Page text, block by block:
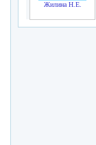
Жилина Н.Е.